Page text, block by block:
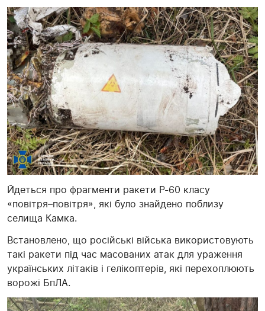
Йдеться про фрагменти ракети Р-60 класу
«повітря–повітря», які було знайдено поблизу
селища Камка.
Встановлено, що російські війська використовують
такі ракети під час масованих атак для ураження
українських літаків і гелікоптерів, які перехоплюють
ворожі БпЛА.